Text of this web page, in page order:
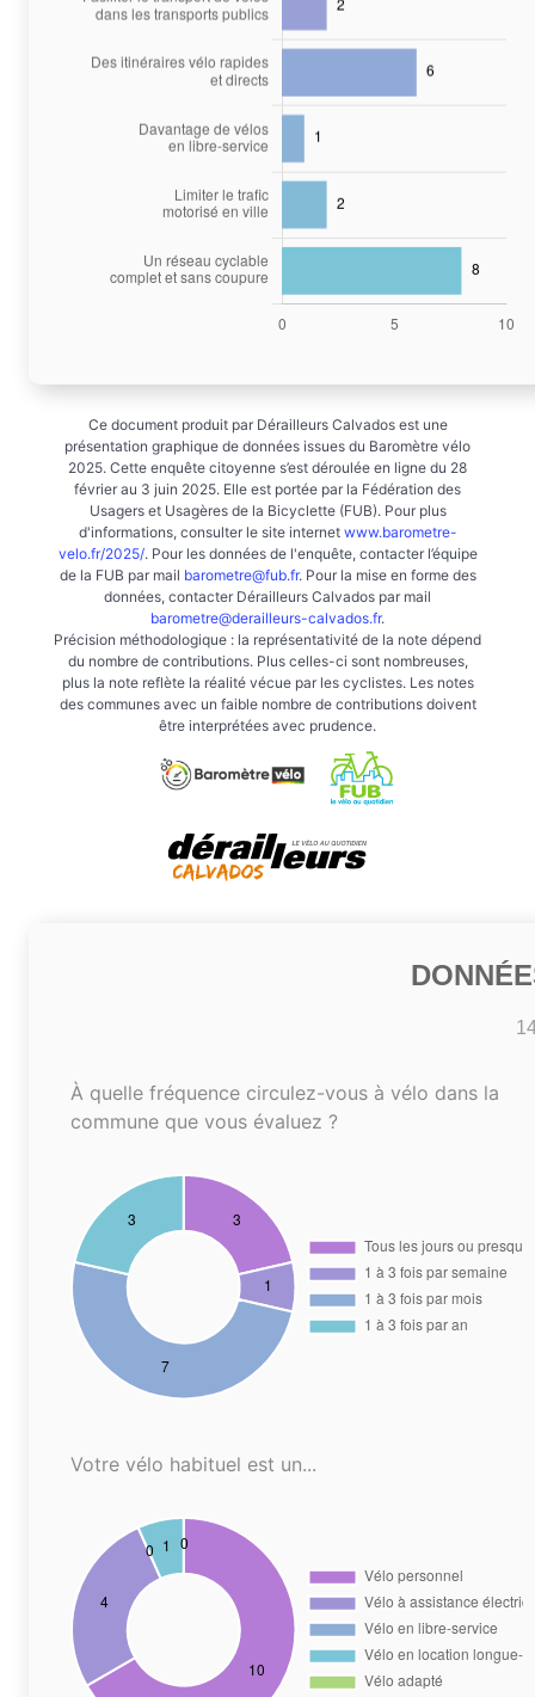
Ce document produit par Dérailleurs Calvados est une
présentation graphique de données issues du Baromètre vélo
2025. Cette enquête citoyenne s’est déroulée en ligne du 28
février au 3 juin 2025. Elle est portée par la Fédération des
Usagers et Usagères de la Bicyclette (FUB). Pour plus
d'informations, consulter le site internet www.barometre-
velo.fr/2025/. Pour les données de l'enquête, contacter l’équipe
de la FUB par mail barometre@fub.fr. Pour la mise en forme des
données, contacter Dérailleurs Calvados par mail
barometre@derailleurs-calvados.fr.
Précision méthodologique : la représentativité de la note dépend
du nombre de contributions. Plus celles-ci sont nombreuses,
plus la note reflète la réalité vécue par les cyclistes. Les notes
des communes avec un faible nombre de contributions doivent
être interprétées avec prudence.
À quelle fréquence circulez-vous à vélo dans la
commune que vous évaluez ?
Votre vélo habituel est un...